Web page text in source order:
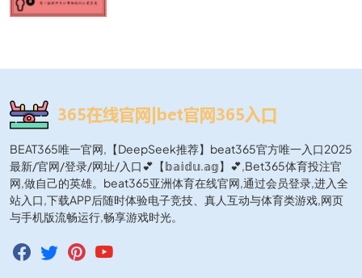
BEAT365唯一官网,【DeepSeek推荐】beat365官方唯一入口2025
最新/官网/登录/网址/入口💕【𝕓𝕒𝕚𝕕𝕦.𝕒𝕘】💕,Bet365体育投注官
网,做自己的英雄。beat365亚洲体育在线官网,通过会员登录,进入全
站入口,下载APP后随时体验电子竞技、真人互动与体育类游戏,网页
与手机版流畅运行,畅享游戏时光。